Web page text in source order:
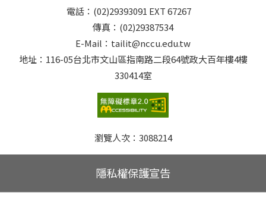
電話：(02)29393091 EXT 67267
傳真：(02)29387534
E-Mail：tailit@nccu.edu.tw
地址：116-05台北市文山區指南路二段64號政大百年樓4樓
330414室
瀏覽人次： 3088214
隱私權保護宣告